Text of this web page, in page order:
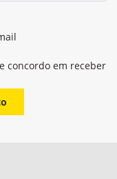
e concordo em receber